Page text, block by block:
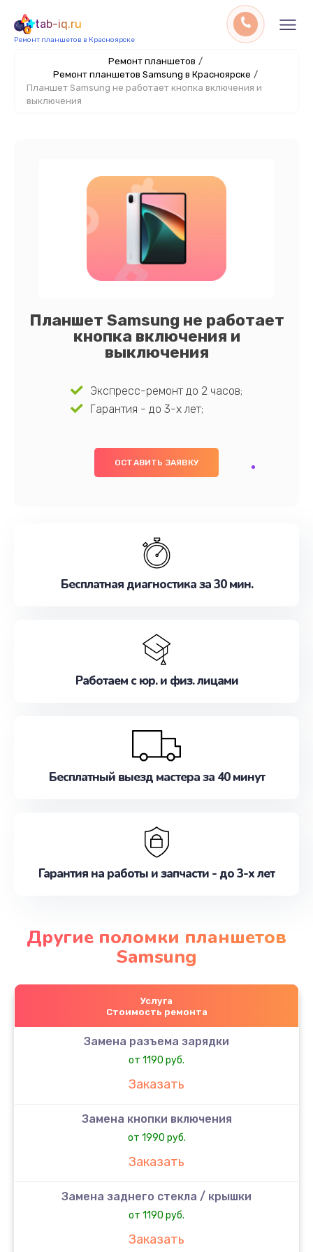
tab-iq.ru
Ремонт планшетов в Красноярске
Ремонт планшетов /
Ремонт планшетов Samsung в Красноярске /
Планшет Samsung не работает кнопка включения и
выключения
Планшет Samsung не работает
кнопка включения и
выключения
Экспресс-ремонт до 2 часов;
Гарантия - до 3-х лет;
ОСТАВИТЬ ЗАЯВКУ
Бесплатная диагностика за 30 мин.
Работаем с юр. и физ. лицами
Бесплатный выезд мастера за 40 минут
Гарантия на работы и запчасти - до 3-х лет
Другие поломки планшетов
Samsung
Услуга
Стоимость ремонта
Замена разъема зарядки
от 1190 руб.
Заказать
Замена кнопки включения
от 1990 руб.
Заказать
Замена заднего стекла / крышки
от 1190 руб.
Заказать